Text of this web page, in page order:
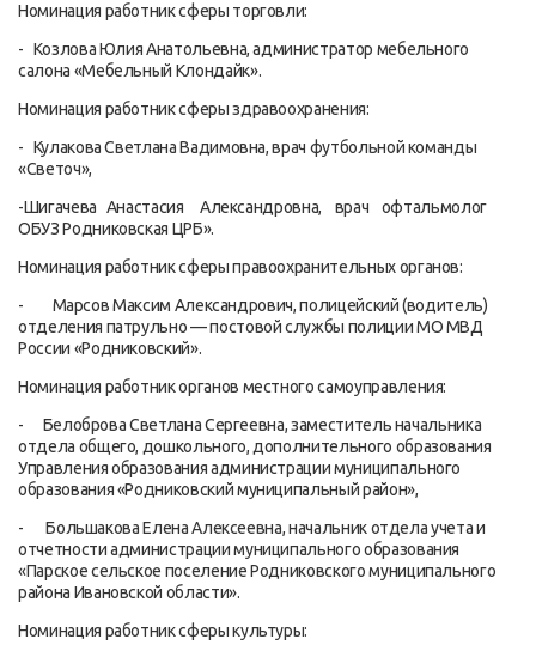
Номинация работник сферы торговли:
- Козлова Юлия Анатольевна, администратор мебельного
салона «Мебельный Клондайк».
Номинация работник сферы здравоохранения:
- Кулакова Светлана Вадимовна, врач футбольной команды
«Светоч»,
-Шигачева Анастасия Александровна, врач офтальмолог
ОБУЗ Родниковская ЦРБ».
Номинация работник сферы правоохранительных органов:
- Марсов Максим Александрович, полицейский (водитель)
отделения патрульно — постовой службы полиции МО МВД
России «Родниковский».
Номинация работник органов местного самоуправления:
- Белоброва Светлана Сергеевна, заместитель начальника
отдела общего, дошкольного, дополнительного образования
Управления образования администрации муниципального
образования «Родниковский муниципальный район»,
- Большакова Елена Алексеевна, начальник отдела учета и
отчетности администрации муниципального образования
«Парское сельское поселение Родниковского муниципального
района Ивановской области».
Номинация работник сферы культуры: